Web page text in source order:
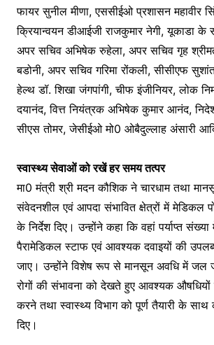
फायर सुनील मीणा, एससीईओ प्रशासन महावीर
क्रियान्वयन डीआईजी राजकुमार नेगी, यूकाडा के
अपर सचिव अभिषेक रुहेला, अपर सचिव गृह
बडोनी, अपर सचिव गरिमा रोंकली, सीसीएफ
हेल्थ डॉ. शिखा जंगपांगी, चीफ इंजीनियर, लोक
दयानंद, वित्त नियंत्रक अभिषेक कुमार आनंद,
सीएस तोमर, जेसीईओ मो0 ओबैदुल्लाह अंसारी
स्वास्थ्य सेवाओं को रखें हर समय तत्पर
मा0 मंत्री श्री मदन कौशिक ने चारधाम तथा
संवेदनशील एवं आपदा संभावित क्षेत्रों में मेडिकल
के निर्देश दिए। उन्होंने कहा कि वहां पर्याप्त
पैरामेडिकल स्टाफ एवं आवश्यक दवाइयों की
जाए। उन्होंने विशेष रूप से मानसून अवधि में जल
रोगों की संभावना को देखते हुए आवश्यक औषधियों
करने तथा स्वास्थ्य विभाग को पूर्ण तैयारी के साथ
दिए।